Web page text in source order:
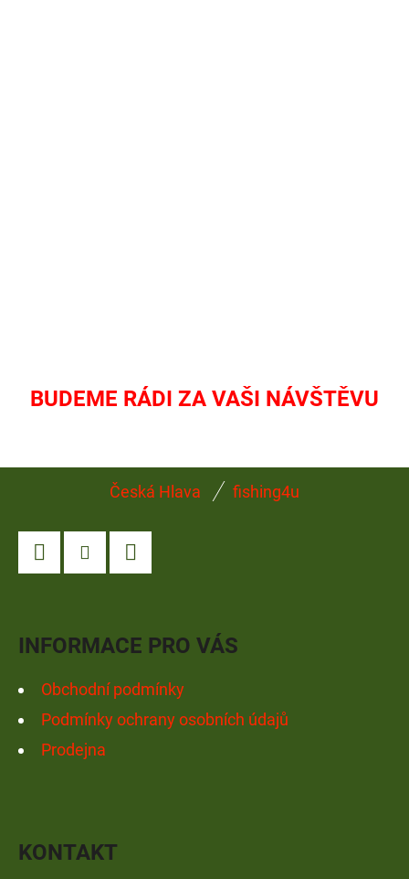
BUDEME RÁDI ZA VAŠI NÁVŠTĚVU
Česká Hlava fishing4u
INFORMACE PRO VÁS
Obchodní podmínky
Podmínky ochrany osobních údajů
Prodejna
KONTAKT